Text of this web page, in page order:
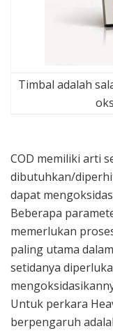
Timbal adalah
COD memiliki arti
dibutuhkan/
dapat
Beberapa
memerlukan
paling utama
setidanya
Untuk perkara
berpengaruh